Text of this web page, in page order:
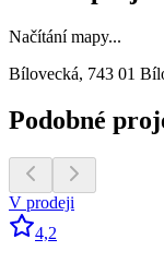
Načítání mapy...
Bílovecká, 743 01
Podobné
V prodeji
4,2